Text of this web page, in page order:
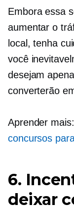
Embora essa
aumentar o
local, tenha
você
desejam
converterão
Aprender mais:
concursos
6.
deixar